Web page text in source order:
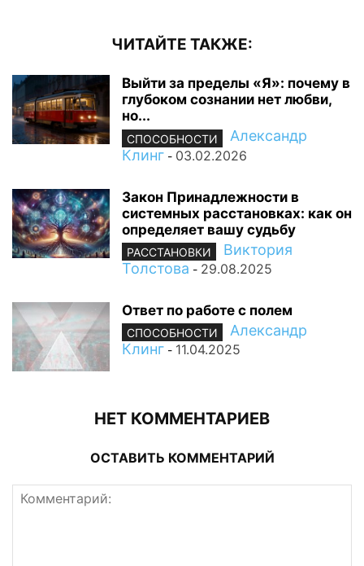
ЧИТАЙТЕ ТАКЖЕ:
Выйти за пределы «Я»: почему в
глубоком сознании нет любви,
но...
СПОСОБНОСТИ
Александр
Клинг - 03.02.2026
Закон Принадлежности в
системных расстановках: как он
определяет вашу судьбу
РАССТАНОВКИ
Виктория
Толстова - 29.08.2025
Ответ по работе с полем
СПОСОБНОСТИ
Александр
Клинг - 11.04.2025
НЕТ КОММЕНТАРИЕВ
ОСТАВИТЬ КОММЕНТАРИЙ